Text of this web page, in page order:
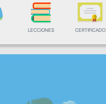
LECCIONES CERTIFICADO